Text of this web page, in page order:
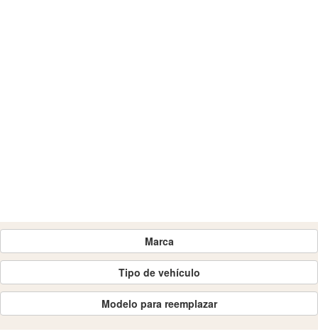
Marca
Tipo de vehículo
Modelo para reemplazar